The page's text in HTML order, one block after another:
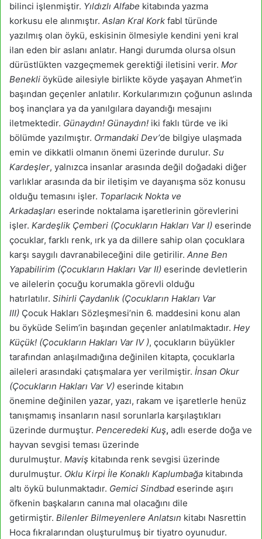
bilinci işlenmiştir. Yıldızlı Alfabe kitabında yazma
korkusu ele alınmıştır. Aslan Kral Kork fabl türünde
yazılmış olan öykü, eskisinin ölmesiyle kendini yeni kral
ilan eden bir aslanı anlatır. Hangi durumda olursa olsun
dürüstlükten vazgeçmemek gerektiği iletisini verir. Mor
Benekli öyküde ailesiyle birlikte köyde yaşayan Ahmet’in
başından geçenler anlatılır. Korkularımızın çoğunun aslında
boş inançlara ya da yanılgılara dayandığı mesajını
iletmektedir. Günaydın! Günaydın! iki faklı türde ve iki
bölümde yazılmıştır. Ormandaki Dev’de bilgiye ulaşmada
emin ve dikkatli olmanın önemi üzerinde durulur. Su
Kardeşler, yalnızca insanlar arasında değil doğadaki diğer
varlıklar arasında da bir iletişim ve dayanışma söz konusu
olduğu temasını işler. Toparlacık Nokta ve
Arkadaşları eserinde noktalama işaretlerinin görevlerini
işler. Kardeşlik Çemberi (Çocukların Hakları Var I) eserinde
çocuklar, farklı renk, ırk ya da dillere sahip olan çocuklara
karşı saygılı davranabileceğini dile getirilir. Anne Ben
Yapabilirim (Çocukların Hakları Var II) eserinde devletlerin
ve ailelerin çocuğu korumakla görevli olduğu
hatırlatılır. Sihirli Çaydanlık (Çocukların Hakları Var
III) Çocuk Hakları Sözleşmesi’nin 6. maddesini konu alan
bu öyküde Selim’in başından geçenler anlatılmaktadır. Hey
Küçük! (Çocukların Hakları Var IV ), çocukların büyükler
tarafından anlaşılmadığına değinilen kitapta, çocuklarla
aileleri arasındaki çatışmalara yer verilmiştir. İnsan Okur
(Çocukların Hakları Var V) eserinde kitabın
önemine değinilen yazar, yazı, rakam ve işaretlerle henüz
tanışmamış insanların nasıl sorunlarla karşılaştıkları
üzerinde durmuştur. Penceredeki Kuş, adlı eserde doğa ve
hayvan sevgisi teması üzerinde
durulmuştur. Maviş kitabında renk sevgisi üzerinde
durulmuştur. Oklu Kirpi İle Konaklı Kaplumbağa kitabında
altı öykü bulunmaktadır. Gemici Sindbad eserinde aşırı
öfkenin başkaların canına mal olacağını dile
getirmiştir. Bilenler Bilmeyenlere Anlatsın kitabı Nasrettin
Hoca fıkralarından oluşturulmuş bir tiyatro oyunudur.